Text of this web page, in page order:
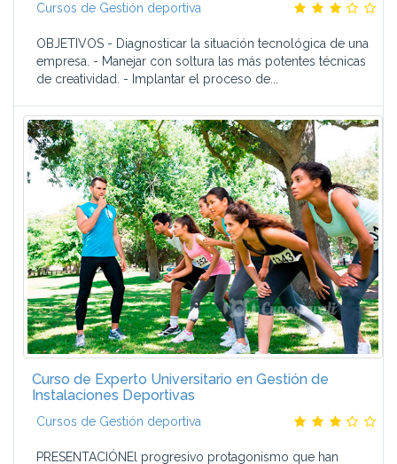
Cursos de Gestión deportiva
OBJETIVOS - Diagnosticar la situación tecnológica de una
empresa. - Manejar con soltura las más potentes técnicas
de creatividad. - Implantar el proceso de...
Curso de Experto Universitario en Gestión de
Instalaciones Deportivas
Cursos de Gestión deportiva
PRESENTACIÓNEl progresivo protagonismo que han